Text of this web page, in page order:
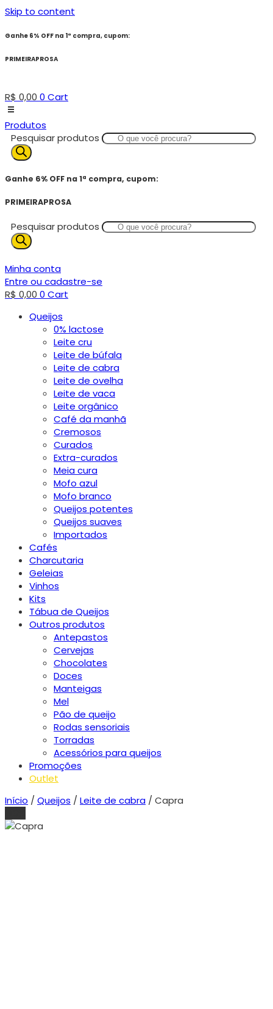
Skip to content
Ganhe 6% OFF na 1ª compra, cupom:
PRIMEIRAPROSA
R$ 0,00 0 Cart
Produtos
Pesquisar produtos
Ganhe 6% OFF na 1ª compra, cupom:
PRIMEIRAPROSA
Pesquisar produtos
Minha conta
Entre ou cadastre-se
R$ 0,00 0 Cart
Queijos
0% lactose
Leite cru
Leite de búfala
Leite de cabra
Leite de ovelha
Leite de vaca
Leite orgânico
Café da manhã
Cremosos
Curados
Extra-curados
Meia cura
Mofo azul
Mofo branco
Queijos potentes
Queijos suaves
Importados
Cafés
Charcutaria
Geleias
Vinhos
Kits
Tábua de Queijos
Outros produtos
Antepastos
Cervejas
Chocolates
Doces
Manteigas
Mel
Pão de queijo
Rodas sensoriais
Torradas
Acessórios para queijos
Promoções
Outlet
Início /Queijos /Leite de cabra / Capra